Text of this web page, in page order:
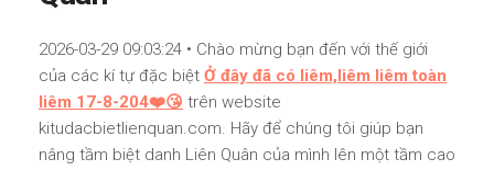
2026-03-29 09:03:24 • Chào mừng bạn đến với thế giới
của các kí tự đặc biệt Ở đây đã có liêm,liêm liêm toàn
liêm 17-8-204❤️😘 trên website
kitudacbietlienquan.com. Hãy để chúng tôi giúp bạn
nâng tầm biệt danh Liên Quân của mình lên một tầm cao